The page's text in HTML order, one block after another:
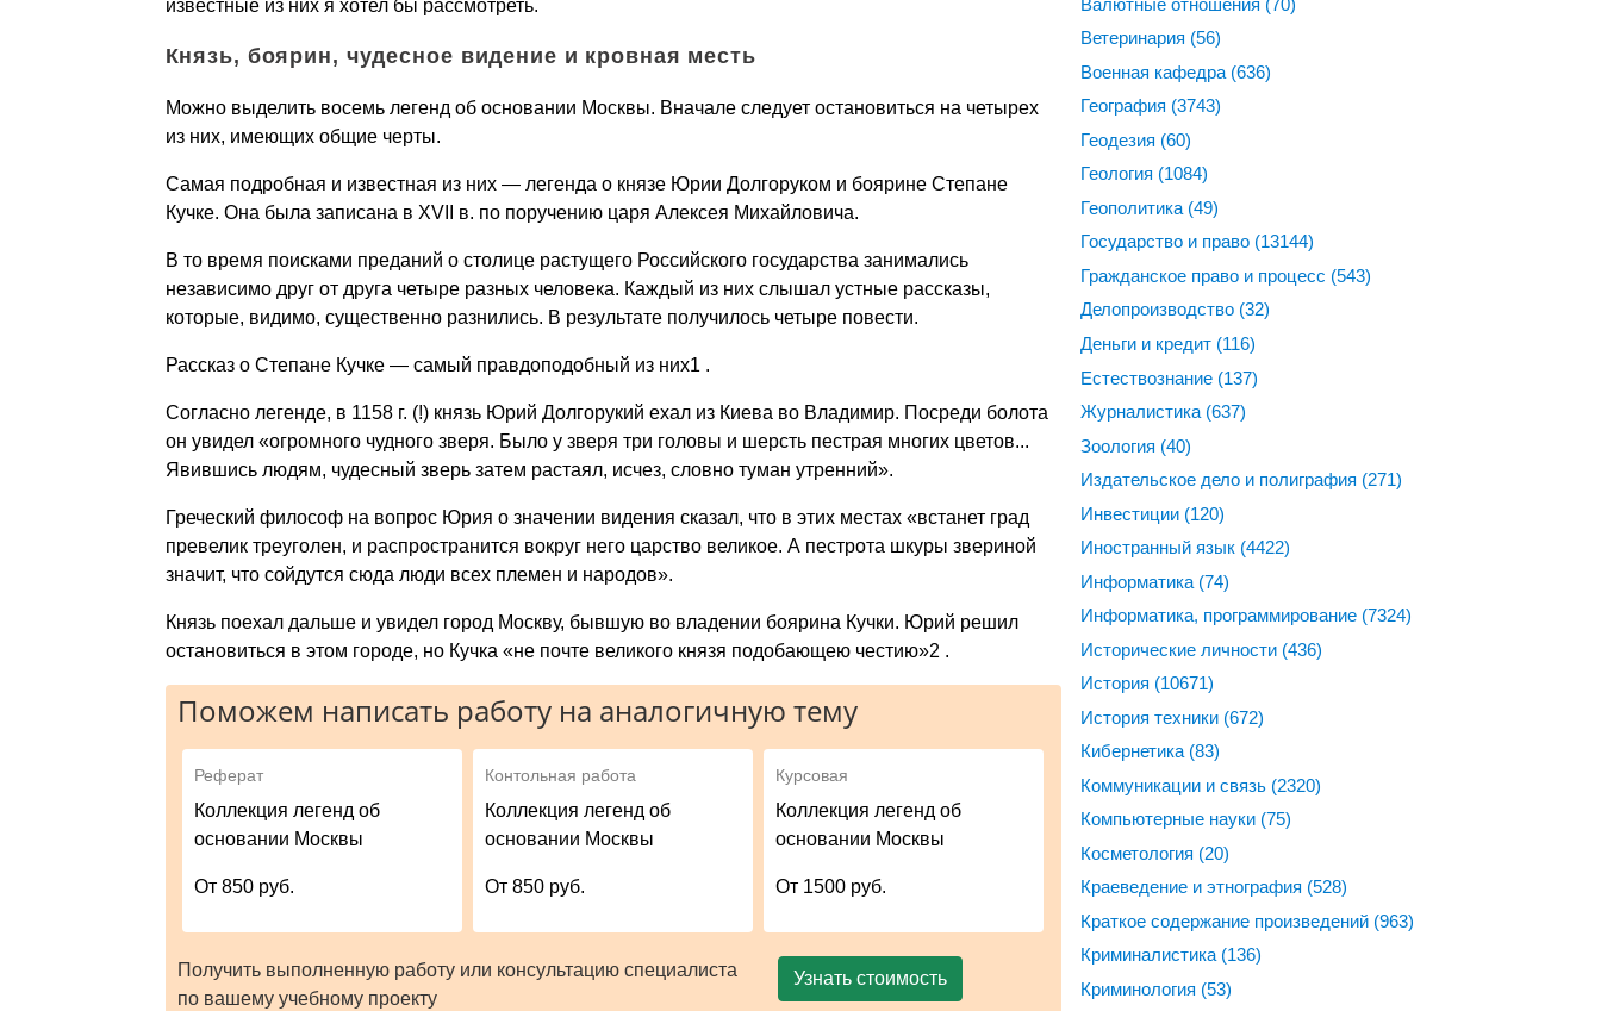
известные из них я хотел бы рассмотреть.
Князь, боярин, чудесное видение и кровная месть
Можно выделить восемь легенд об основании Москвы. Вначале следует остановиться на четырех
из них, имеющих общие черты.
Самая подробная и известная из них — легенда о князе Юрии Долгоруком и боярине Степане
Кучке. Она была записана в XVII в. по поручению царя Алексея Михайловича.
В то время поисками преданий о столице растущего Российского государства занимались
независимо друг от друга четыре разных человека. Каждый из них слышал устные рассказы,
которые, видимо, существенно разнились. В результате получилось четыре повести.
Рассказ о Степане Кучке — самый правдоподобный из них1 .
Согласно легенде, в 1158 г. (!) князь Юрий Долгорукий ехал из Киева во Владимир. Посреди болота
он увидел «огромного чудного зверя. Было у зверя три головы и шерсть пестрая многих цветов...
Явившись людям, чудесный зверь затем растаял, исчез, словно туман утренний».
Греческий философ на вопрос Юрия о значении видения сказал, что в этих местах «встанет град
превелик треуголен, и распространится вокруг него царство великое. А пестрота шкуры звериной
значит, что сойдутся сюда люди всех племен и народов».
Князь поехал дальше и увидел город Москву, бывшую во владении боярина Кучки. Юрий решил
остановиться в этом городе, но Кучка «не почте великого князя подобающею честию»2 .
Поможем написать работу на аналогичную тему
Реферат
Коллекция легенд об
основании Москвы
От 850 руб.
Контольная работа
Коллекция легенд об
основании Москвы
От 850 руб.
Курсовая
Коллекция легенд об
основании Москвы
От 1500 руб.
Получить выполненную работу или консультацию специалиста
по вашему учебному проекту
Узнать стоимость
Ветеринария (56)
Военная кафедра (636)
География (3743)
Геодезия (60)
Геология (1084)
Геополитика (49)
Государство и право (13144)
Гражданское право и процесс (543)
Делопроизводство (32)
Деньги и кредит (116)
Естествознание (137)
Журналистика (637)
Зоология (40)
Издательское дело и полиграфия (271)
Инвестиции (120)
Иностранный язык (4422)
Информатика (74)
Информатика, программирование (7324)
Исторические личности (436)
История (10671)
История техники (672)
Кибернетика (83)
Коммуникации и связь (2320)
Компьютерные науки (75)
Косметология (20)
Краеведение и этнография (528)
Краткое содержание произведений (963)
Криминалистика (136)
Криминология (53)